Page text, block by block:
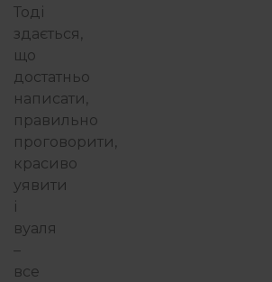
Тоді
здається,
що
достатньо
написати,
правильно
проговорити,
красиво
уявити
і
вуаля
–
все